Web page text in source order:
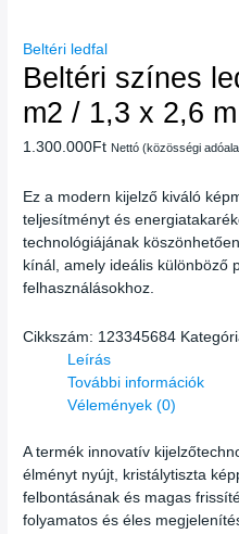
Beltéri ledfal
Beltéri színes
m2 / 1,3 x 2,6 m
1.300.000Ft Nettó (közösségi
Ez a modern kijelző kiváló
teljesítményt és
technológiájának
kínál, amely ideális különböző
felhasználásokhoz.
Cikkszám: 123345684
Leírás
További információk
Vélemények (0)
A termék innovatív
élményt nyújt, kristálytiszta
felbontásának és magas
folyamatos és éles